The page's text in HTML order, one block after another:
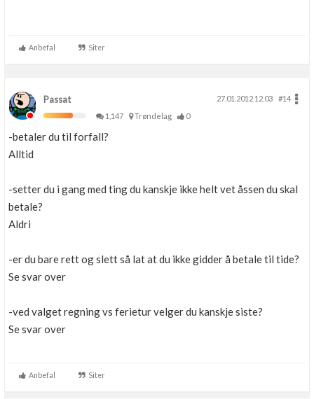
Anbefal Siter
Passat 27.01.2012 12.03
#14
1,147
Trøndelag 0
-betaler du til forfall?
Alltid
-setter du i gang med ting du kanskje ikke helt vet åssen du skal
betale?
Aldri
-er du bare rett og slett så lat at du ikke gidder å betale til tide?
Se svar over
-ved valget regning vs ferietur velger du kanskje siste?
Se svar over
Anbefal Siter